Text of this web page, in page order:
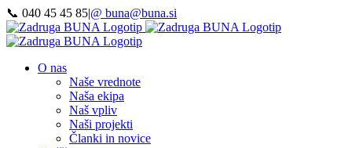
Preskoči
na
vsebino
📞 040 45 45 85|@ buna@buna.si
Facebook
Instagram
LinkedIn
YouTube
O nas
Naše vrednote
Naša ekipa
Naš vpliv
Naši projekti
Članki in novice